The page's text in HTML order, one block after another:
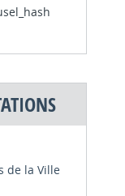
de la Ville